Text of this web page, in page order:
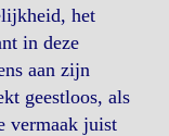
het
in deze
aan zijn
geestloos, als
vermaak juist